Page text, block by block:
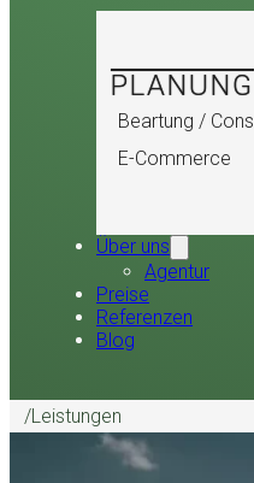
PLANUNG
Beartung /
E-Commerce
Über uns
Agentur
Preise
Referenzen
Blog
/Leistungen